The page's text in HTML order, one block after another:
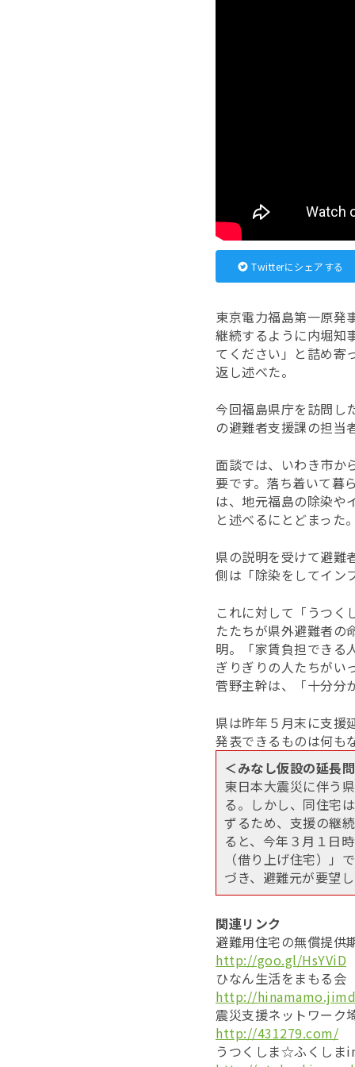
Twitterにシェアする
東京電力福島第一原発
継続するように内堀知
てください」と詰め寄
返し述べた。
今回福島県庁を訪問し
の避難者支援課の担当
面談では、いわき市か
要です。落ち着いて暮
は、地元福島の除染や
と述べるにとどまった
県の説明を受けて避難
側は「除染をしてイン
これに対して「うつ
たたちが県外避難者の
明。「家賃負担できる
ぎりぎりの人たちがい
菅野主幹は、「十分分
県は昨年５月末に支援
発表できるものは何も
＜みなし仮設の延長
東日本大震災に伴う
る。しかし、同住宅
ずるため、支援の継
ると、今年３月１日
（借り上げ住宅）」
づき、避難元が要望
関連リンク
避難用住宅の無償提供
http://goo.gl/HsYViD
ひなん生活をまもる会
http://
震災支援ネットワーク
http://431279.com/
うつくしま☆ふくしま